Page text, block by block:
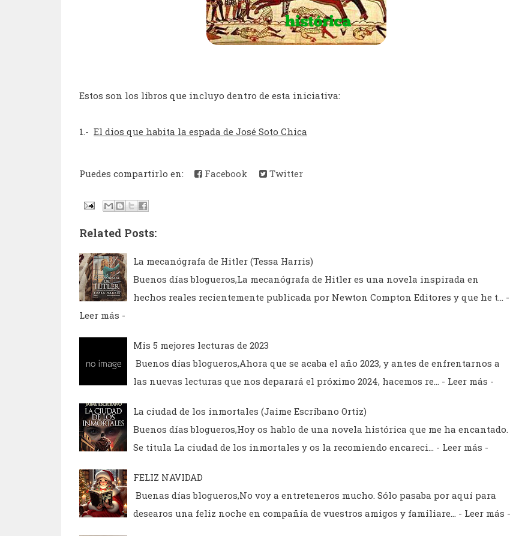
Estos son los libros que incluyo dentro de esta iniciativa:
1.- El dios que habita la espada de José Soto Chica
Puedes compartirlo en: Facebook Twitter
Related Posts:
La mecanógrafa de Hitler (Tessa Harris)
Buenos días blogueros,La mecanógrafa de Hitler es una novela inspirada en
hechos reales recientemente publicada por Newton Compton Editores y que he t…
-
Leer más -
Mis 5 mejores lecturas de 2023
Buenos días blogueros,Ahora que se acaba el año 2023, y antes de enfrentarnos a
las nuevas lecturas que nos deparará el próximo 2024, hacemos re…
- Leer más -
La ciudad de los inmortales (Jaime Escribano Ortiz)
Buenos días blogueros,Hoy os hablo de una novela histórica que me ha encantado.
Se titula La ciudad de los inmortales y os la recomiendo encareci…
- Leer más -
FELIZ NAVIDAD
Buenas días blogueros,No voy a entreteneros mucho. Sólo pasaba por aquí para
desearos una feliz noche en compañía de vuestros amigos y familiare…
- Leer más -